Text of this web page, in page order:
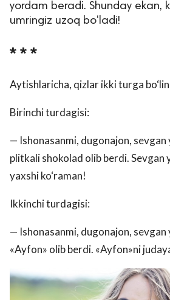
yordam beradi. Shunday ekan,
umringiz uzoq bo‘ladi!
* * *
Aytishlaricha, qizlar ikki turga
Birinchi turdagisi:
— Ishonasanmi, dugonajon,
plitkali shokolad olib berdi. Sevgan
yaxshi ko‘raman!
Ikkinchi turdagisi:
— Ishonasanmi, dugonajon,
«Ayfon» olib berdi. «Ayfon»ni